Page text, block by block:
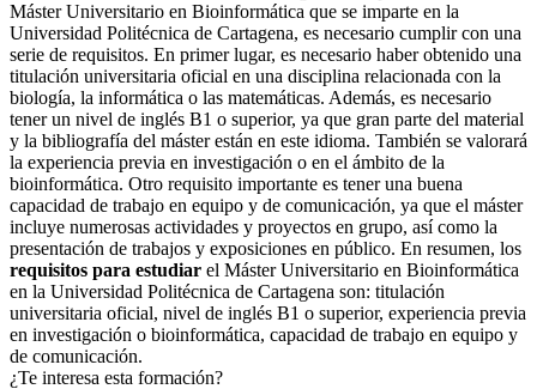
Máster Universitario en Bioinformática que se imparte en la
Universidad Politécnica de Cartagena, es necesario cumplir con una
serie de requisitos. En primer lugar, es necesario haber obtenido una
titulación universitaria oficial en una disciplina relacionada con la
biología, la informática o las matemáticas. Además, es necesario
tener un nivel de inglés B1 o superior, ya que gran parte del material
y la bibliografía del máster están en este idioma. También se valorará
la experiencia previa en investigación o en el ámbito de la
bioinformática. Otro requisito importante es tener una buena
capacidad de trabajo en equipo y de comunicación, ya que el máster
incluye numerosas actividades y proyectos en grupo, así como la
presentación de trabajos y exposiciones en público. En resumen, los
requisitos para estudiar el Máster Universitario en Bioinformática
en la Universidad Politécnica de Cartagena son: titulación
universitaria oficial, nivel de inglés B1 o superior, experiencia previa
en investigación o bioinformática, capacidad de trabajo en equipo y
de comunicación.
¿Te interesa esta formación?